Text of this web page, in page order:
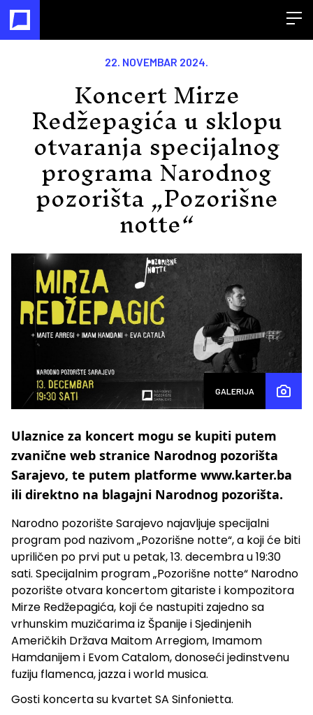
22. NOVEMBAR 2024.
Koncert Mirze
Redžepagića u sklopu
otvaranja specijalnog
programa Narodnog
pozorišta „Pozorišne
notte“
GALERIJA
Ulaznice za koncert mogu se kupiti putem
zvanične web stranice Narodnog pozorišta
Sarajevo, te putem platforme www.karter.ba
ili direktno na blagajni Narodnog pozorišta.
Narodno pozorište Sarajevo najavljuje specijalni
program pod nazivom „Pozorišne notte“, a koji će biti
upriličen po prvi put u petak, 13. decembra u 19:30
sati. Specijalnim program „Pozorišne notte“ Narodno
pozorište otvara koncertom gitariste i kompozitora
Mirze Redžepagića, koji će nastupiti zajedno sa
vrhunskim muzičarima iz Španije i Sjedinjenih
Američkih Država Maitom Arregiom, Imamom
Hamdanijem i Evom Catalom, donoseći jedinstvenu
fuziju flamenca, jazza i world musica.
Gosti koncerta su kvartet SA Sinfonietta.